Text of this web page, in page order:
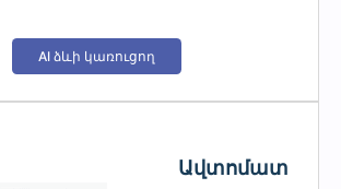
AI ձևի կառուցող
Ավտոմատ